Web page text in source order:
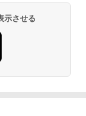
示させる